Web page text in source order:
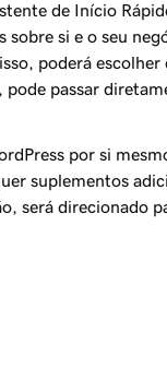
de Início
si e o seu
poderá
passar
por si
suplementos
será direcionado